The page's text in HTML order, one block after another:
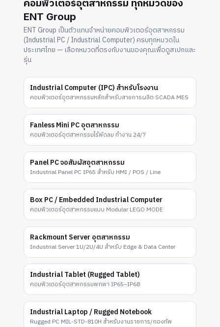
คอมพิวเตอร์อุตสาหกรรม ทุกหมวดของ
ENT Group
ENT Group เป็นตัวแทนจำหน่ายคอมพิวเตอร์อุตสาหกรรม
(Industrial PC / Industrial Computer) ครบทุกหมวดใน
ประเทศไทย — เลือกหมวดที่ตรงกับงานของคุณเพื่อดูสเปกและ
รุ่น
Industrial Computer (IPC) สำหรับโรงงาน
คอมพิวเตอร์อุตสาหกรรมหลักสำหรับสายการผลิต SCADA MES
Fanless Mini PC อุตสาหกรรม
คอมพิวเตอร์อุตสาหกรรมไร้พัดลม ทำงาน 24/7
Panel PC จอสัมผัสอุตสาหกรรม
Industrial Panel PC IP65 สำหรับ HMI / POS / Line
Box PC / Embedded Industrial Computer
คอมพิวเตอร์อุตสาหกรรมแบบ Modular LEGO MODE
Rackmount Server อุตสาหกรรม
Industrial Server 1U/2U/4U สำหรับ Edge & Data Center
Industrial Tablet (Rugged Tablet)
คอมพิวเตอร์อุตสาหกรรมพกพา IP65–IP68
Industrial Laptop / Rugged Notebook
Rugged PC MIL-STD-810H สำหรับงานราชการ/กองทัพ